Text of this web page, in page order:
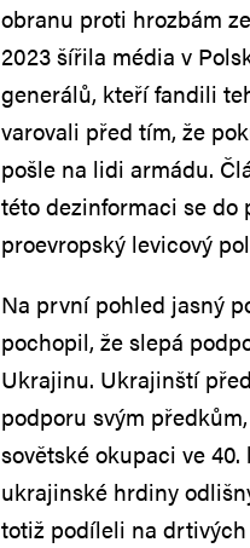
obranu proti hrozbám
2023 šířila média v
generálů, kteří fandili
varovali před tím, že
pošle na lidi armádu.
této dezinformaci se do
proevropský levicový
Na první pohled jasný
pochopil, že slepá
Ukrajinu. Ukrajinští
podporu svým
sovětské okupaci ve
ukrajinské hrdiny
totiž podíleli na